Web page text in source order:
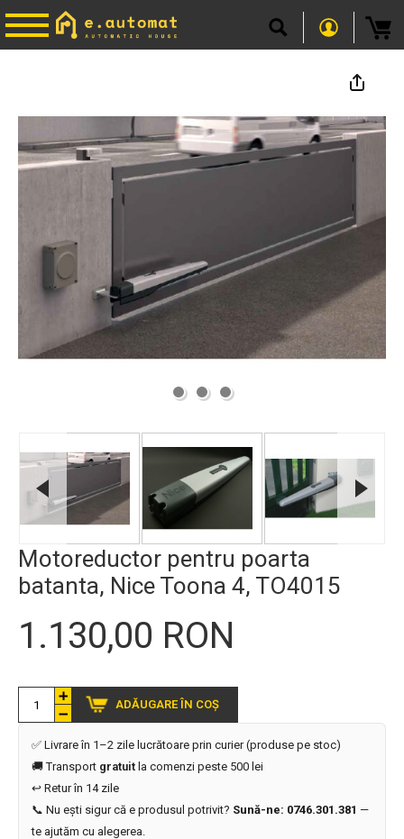
Motoreductor pentru poarta
batanta, Nice Toona 4, TO4015
1.130,00 RON
ADĂUGARE ÎN COȘ
✅ Livrare în 1–2 zile lucrătoare prin curier (produse pe stoc)
🚚 Transport gratuit la comenzi peste 500 lei
↩️ Retur în 14 zile
📞 Nu ești sigur că e produsul potrivit? Sună-ne: 0746.301.381 —
te ajutăm cu alegerea.